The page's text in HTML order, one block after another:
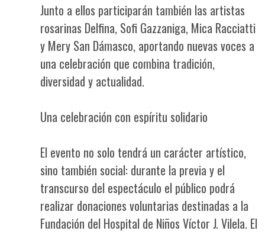
Junto a ellos participarán también las artistas
rosarinas Delfina, Sofi Gazzaniga, Mica Racciatti
y Mery San Dámasco, aportando nuevas voces a
una celebración que combina tradición,
diversidad y actualidad.
Una celebración con espíritu solidario
El evento no solo tendrá un carácter artístico,
sino también social: durante la previa y el
transcurso del espectáculo el público podrá
realizar donaciones voluntarias destinadas a la
Fundación del Hospital de Niños Víctor J. Vilela. El